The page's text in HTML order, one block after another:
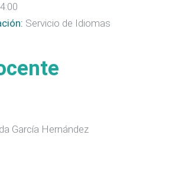
Servicio de Idiomas
García Hernández